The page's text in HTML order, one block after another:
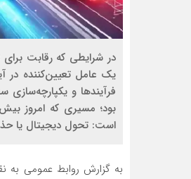
در شرایطی که رقابت
یک عامل تعیین‌کننده در
فرآیندها و یکپارچه‌سازی
بود؛ مسیری که امروز بیش
است: تحول دیجیتال یا
به گزارش روابط عمومی به